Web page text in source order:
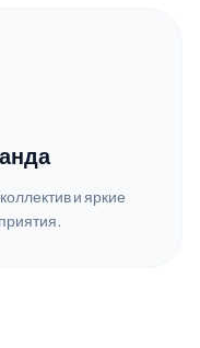
и яркие